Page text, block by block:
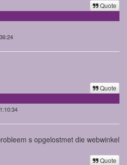
Quote
Quote
s opgelostmet die webwinkel
Quote